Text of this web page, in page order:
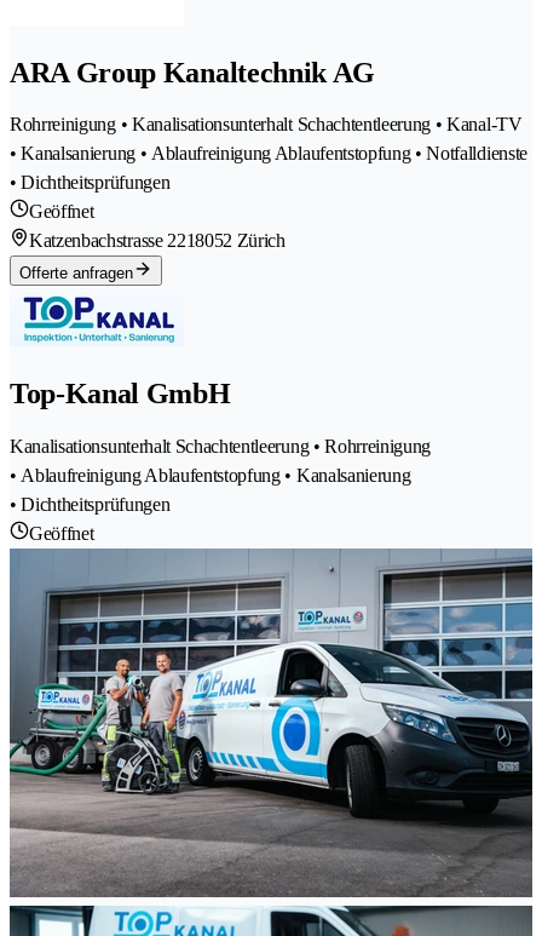
ARA Group Kanaltechnik AG
Rohrreinigung • Kanalisationsunterhalt Schachtentleerung • Kanal-TV
• Kanalsanierung • Ablaufreinigung Ablaufentstopfung • Notfalldienste
• Dichtheitsprüfungen
Geöffnet
Katzenbachstrasse 2218052 Zürich
Offerte anfragen
Top-Kanal GmbH
Kanalisationsunterhalt Schachtentleerung • Rohrreinigung
• Ablaufreinigung Ablaufentstopfung • Kanalsanierung
• Dichtheitsprüfungen
Geöffnet